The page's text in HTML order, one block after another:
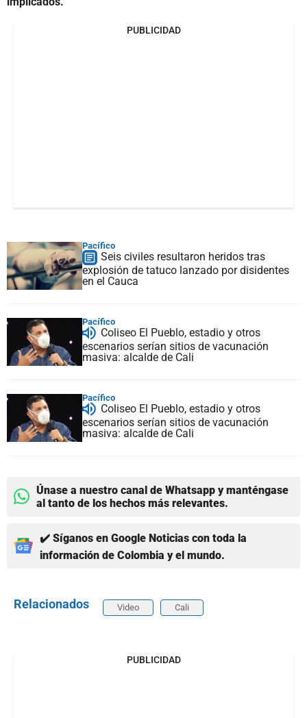
PUBLICIDAD
Pacífico
Seis civiles resultaron heridos tras
explosión de tatuco lanzado por disidentes
en el Cauca
Pacífico
Coliseo El Pueblo, estadio y otros
escenarios serían sitios de vacunación
masiva: alcalde de Cali
Pacífico
Coliseo El Pueblo, estadio y otros
escenarios serían sitios de vacunación
masiva: alcalde de Cali
Únase a nuestro canal de Whatsapp y manténgase
al tanto de los hechos más relevantes.
✔️ Síganos en Google Noticias con toda la
información de Colombia y el mundo.
Relacionados Video Cali
PUBLICIDAD